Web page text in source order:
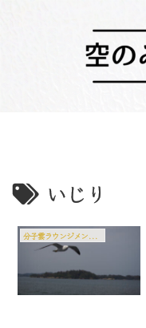
いじり
分子雲ラウンジメンバー専用記事